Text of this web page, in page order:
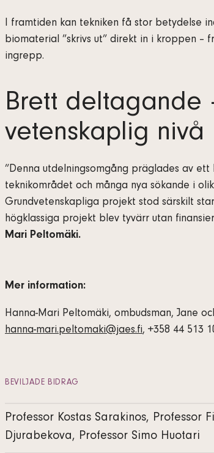
I framtiden kan tekniken få stor betydelse
biomaterial ”skrivs ut” direkt in i kroppen –
ingrepp.
Brett deltagande
vetenskaplig nivå
”Denna utdelningsomgång präglades av
teknikområdet och många nya sökande i
Grundvetenskapliga projekt stod särskilt
högklassiga projekt blev tyvärr utan
Mari Peltomäki.
Mer information:
Hanna-Mari Peltomäki, ombudsman, Jane
hanna-mari.peltomaki@jaes.fi, +358 44 513
BEVILJADE BIDRAG
Professor Kostas Sarakinos, Professor
Djurabekova, Professor Simo Huotari